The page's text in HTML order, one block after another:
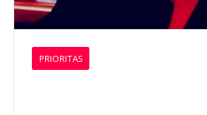
PRIORITAS